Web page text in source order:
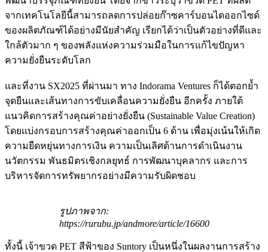
จากเทคโนโลยีนี้สามารถลดการปล่อยก๊าซคาร์บอนไดออกไซด์
ของผลิตภัณฑ์ได้อย่างมีนัยสำคัญ เรียกได้ว่าเป็นตัวอย่างที่ดีและ
ใกล้ตัวมาก ๆ ของพลังแห่งความร่วมมือในการแก้ไขปัญหา
ความยั่งยืนระดับโลก
และที่งาน SX2025 ที่ผ่านมา ทาง Indorama Ventures ก็ได้ตอกย้ำ
จุดยืนและเส้นทางการขับเคลื่อนความยั่งยืน อีกครั้ง ภายใต้
แนวคิดการสร้างคุณค่าอย่างยั่งยืน (Sustainable Value Creation)
โดยแบ่งกรอบการสร้างคุณค่าออกเป็น 6 ด้าน เพื่อมุ่งเน้นให้เกิด
ความยืดหยุ่นทางการเงิน ความเป็นเลิศด้านการดำเนินงาน
นวัตกรรม พันธมิตรเชิงกลยุทธ์ การพัฒนาบุคลากร และการ
บริหารจัดการทรัพยากรอย่างมีความรับผิดชอบ
รูปภาพจาก:
https://rurubu.jp/andmore/article/16600
ทั้งนี้ เจ้าขวด ​PET สีฟ้าของ Suntory เป็นหนึ่งในผลงานการสร้าง